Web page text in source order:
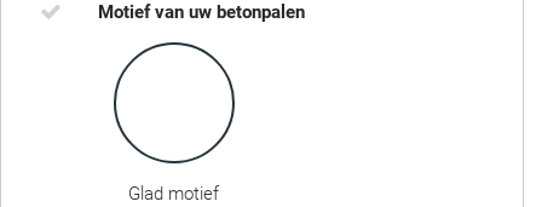
Motief van uw betonpalen
Glad motief